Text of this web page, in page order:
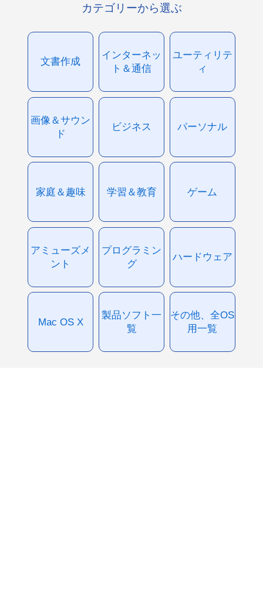
カテゴリーから選ぶ
文書作成
インターネッ
ト＆通信
ユーティリテ
ィ
画像＆サウン
ド
ビジネス パーソナル
家庭＆趣味 学習＆教育 ゲーム
アミューズメ
ント
プログラミン
グ
ハードウェア
Mac OS X
製品ソフト一
覧
その他、全OS
用一覧